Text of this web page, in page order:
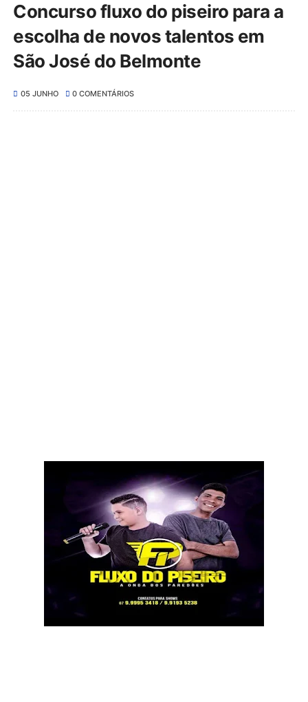
Concurso fluxo do piseiro para a
escolha de novos talentos em
São José do Belmonte
05 JUNHO 0 COMENTÁRIOS